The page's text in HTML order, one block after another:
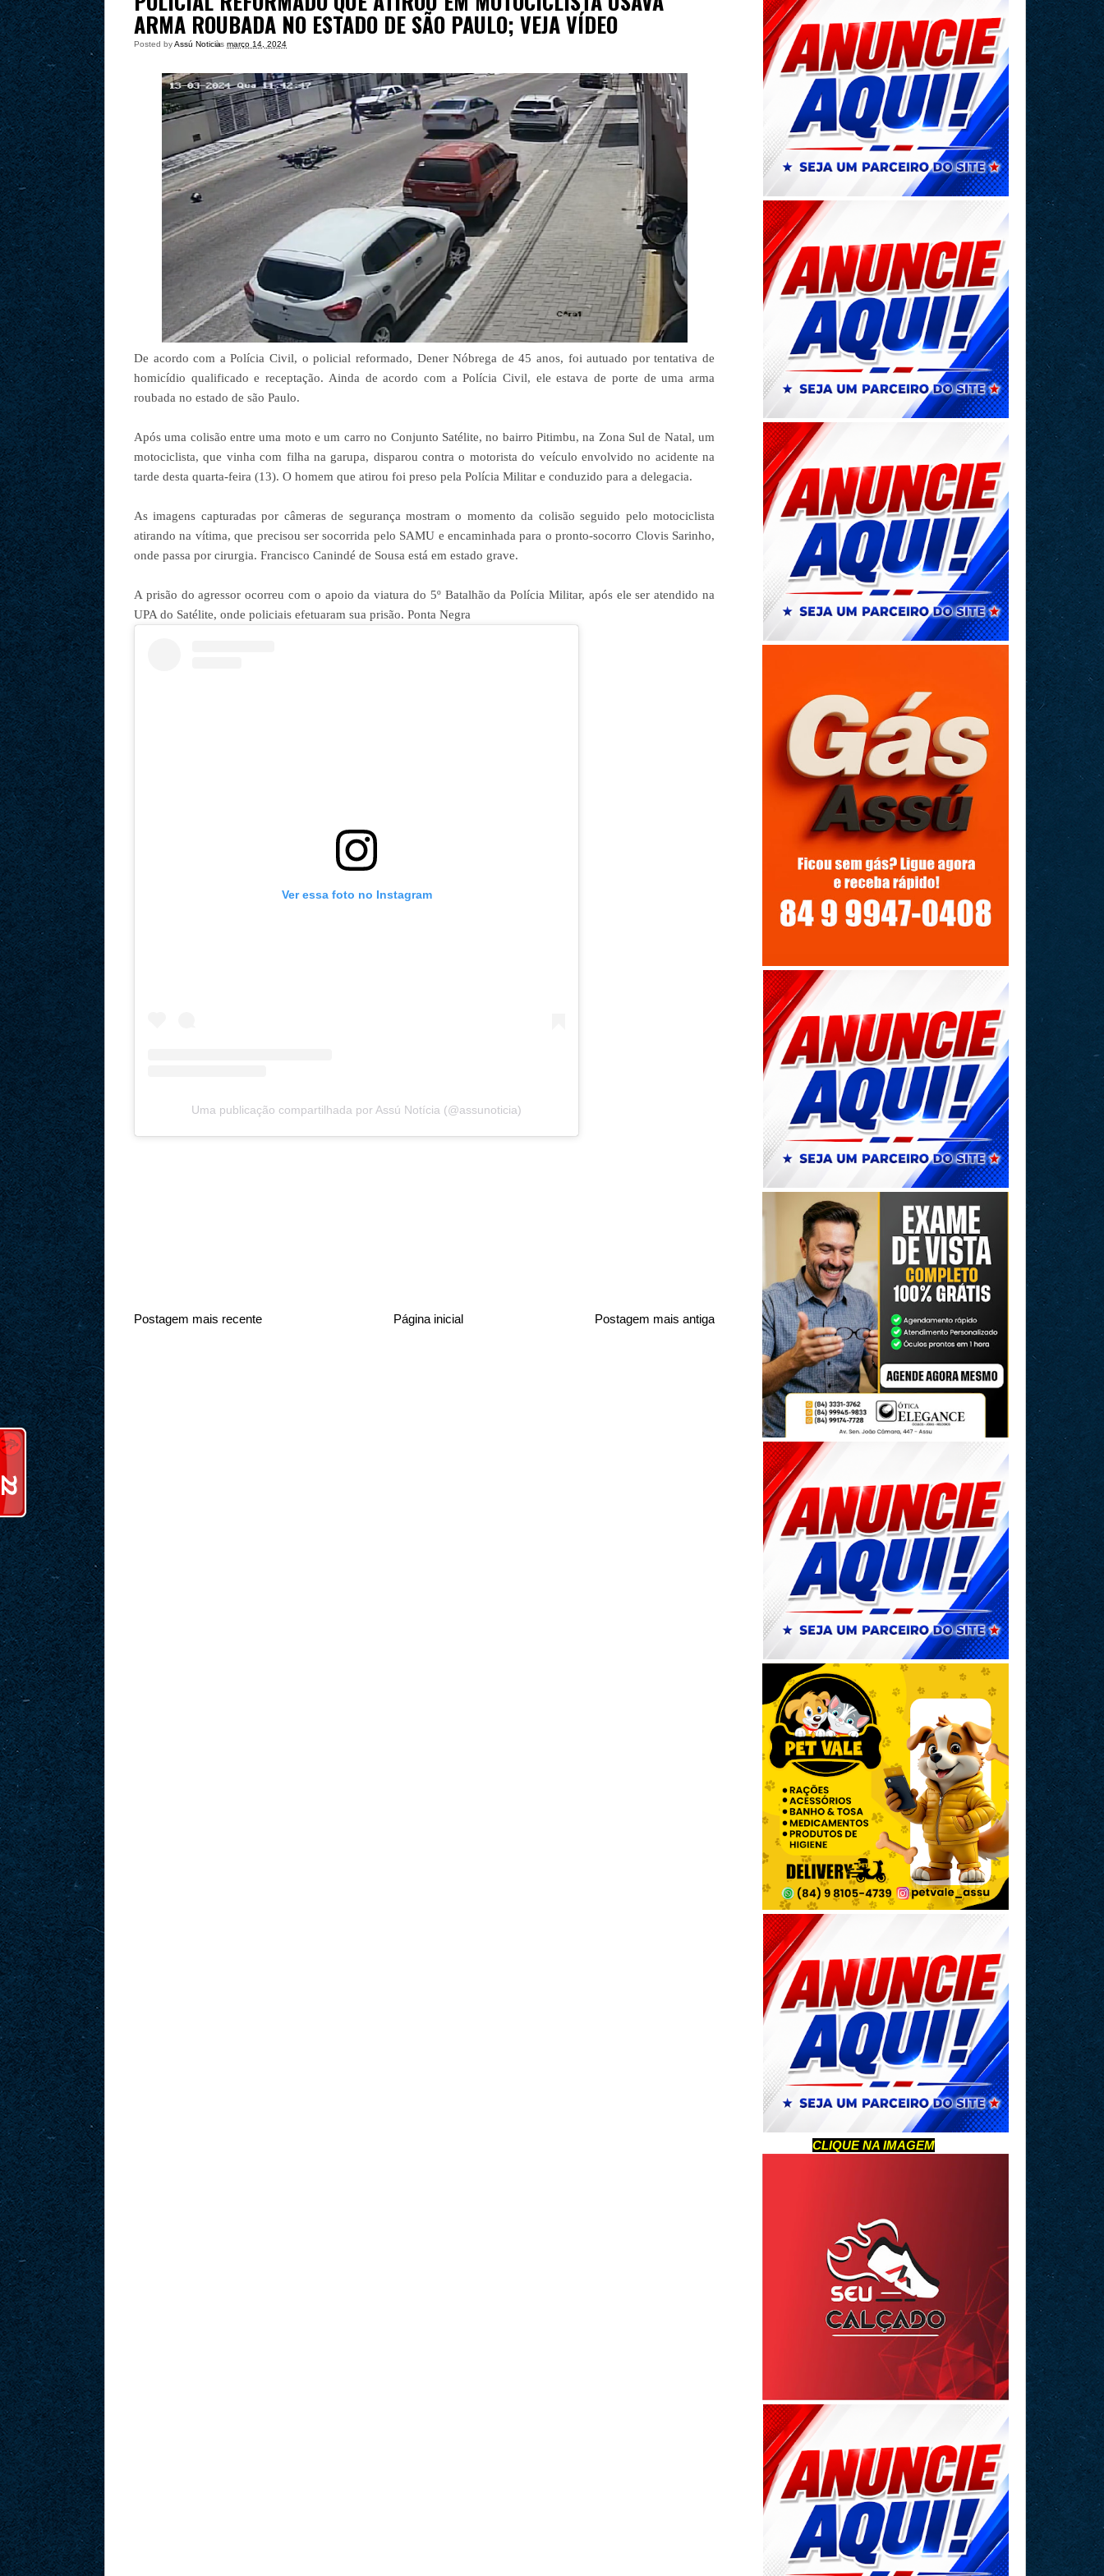
ARMA ROUBADA NO ESTADO DE SÃO PAULO; VEJA VÍDEO
Posted byAssú Noticia
às março 14, 2024
De acordo com a Polícia Civil, o policial reformado, Dener Nóbrega de 45 anos, foi autuado por tentativa de
homicídio qualificado e receptação. Ainda de acordo com a Polícia Civil, ele estava de porte de uma arma
roubada no estado de são Paulo.
Após uma colisão entre uma moto e um carro no Conjunto Satélite, no bairro Pitimbu, na Zona Sul de Natal, um
motociclista, que vinha com filha na garupa, disparou contra o motorista do veículo envolvido no acidente na
tarde desta quarta-feira (13). O homem que atirou foi preso pela Polícia Militar e conduzido para a delegacia.
As imagens capturadas por câmeras de segurança mostram o momento da colisão seguido pelo motociclista
atirando na vítima, que precisou ser socorrida pelo SAMU e encaminhada para o pronto-socorro Clovis Sarinho,
onde passa por cirurgia. Francisco Canindé de Sousa está em estado grave.
A prisão do agressor ocorreu com o apoio da viatura do 5º Batalhão da Polícia Militar, após ele ser atendido na
UPA do Satélite, onde policiais efetuaram sua prisão. Ponta Negra
Ver essa foto no Instagram
Uma publicação compartilhada por Assú Notícia (@assunoticia)
Postagem mais recente Postagem mais antiga
Página inicial
CLIQUE NA IMAGEM